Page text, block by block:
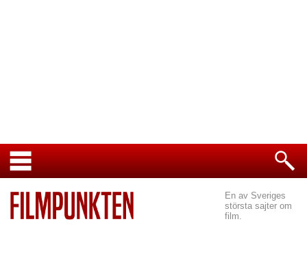
En av Sveriges
största sajter om
film.